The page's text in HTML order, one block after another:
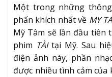
Một trong những
phấn khích nhất về MY
Mỹ Tâm sẽ lần đầu tiên
phim TÀItại Mỹ. Sau
điện ảnh này, phần
được nhiều tình cảm